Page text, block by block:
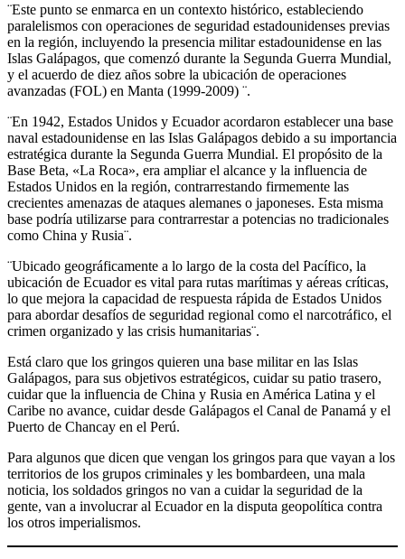
¨Este punto se enmarca en un contexto histórico, estableciendo
paralelismos con operaciones de seguridad estadounidenses previas
en la región, incluyendo la presencia militar estadounidense en las
Islas Galápagos, que comenzó durante la Segunda Guerra Mundial,
y el acuerdo de diez años sobre la ubicación de operaciones
avanzadas (FOL) en Manta (1999-2009) ¨.
¨En 1942, Estados Unidos y Ecuador acordaron establecer una base
naval estadounidense en las Islas Galápagos debido a su importancia
estratégica durante la Segunda Guerra Mundial. El propósito de la
Base Beta, «La Roca», era ampliar el alcance y la influencia de
Estados Unidos en la región, contrarrestando firmemente las
crecientes amenazas de ataques alemanes o japoneses. Esta misma
base podría utilizarse para contrarrestar a potencias no tradicionales
como China y Rusia¨.
¨Ubicado geográficamente a lo largo de la costa del Pacífico, la
ubicación de Ecuador es vital para rutas marítimas y aéreas críticas,
lo que mejora la capacidad de respuesta rápida de Estados Unidos
para abordar desafíos de seguridad regional como el narcotráfico, el
crimen organizado y las crisis humanitarias¨.
Está claro que los gringos quieren una base militar en las Islas
Galápagos, para sus objetivos estratégicos, cuidar su patio trasero,
cuidar que la influencia de China y Rusia en América Latina y el
Caribe no avance, cuidar desde Galápagos el Canal de Panamá y el
Puerto de Chancay en el Perú.
Para algunos que dicen que vengan los gringos para que vayan a los
territorios de los grupos criminales y les bombardeen, una mala
noticia, los soldados gringos no van a cuidar la seguridad de la
gente, van a involucrar al Ecuador en la disputa geopolítica contra
los otros imperialismos.